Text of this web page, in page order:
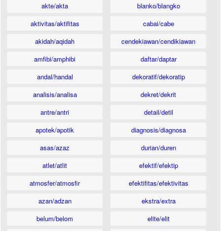
akte/akta
aktivitas/aktifitas
akidah/aqidah
amfibi/amphibi
andal/handal
analisis/analisa
antre/antri
apotek/apotik
asas/azaz
atlet/atlit
atmosfer/atmosfir
azan/adzan
belum/belom
blanko/blangko
cabai/cabe
cendekiawan/cendikiawan
daftar/daptar
dekoratif/dekoratip
dekret/dekrit
detail/detil
diagnosis/diagnosa
durian/duren
efektif/efektip
efektifitas/efektivitas
ekstra/extra
elite/elit